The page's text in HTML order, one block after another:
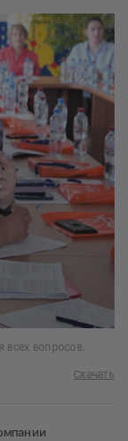
всех вопросов.
Скачать